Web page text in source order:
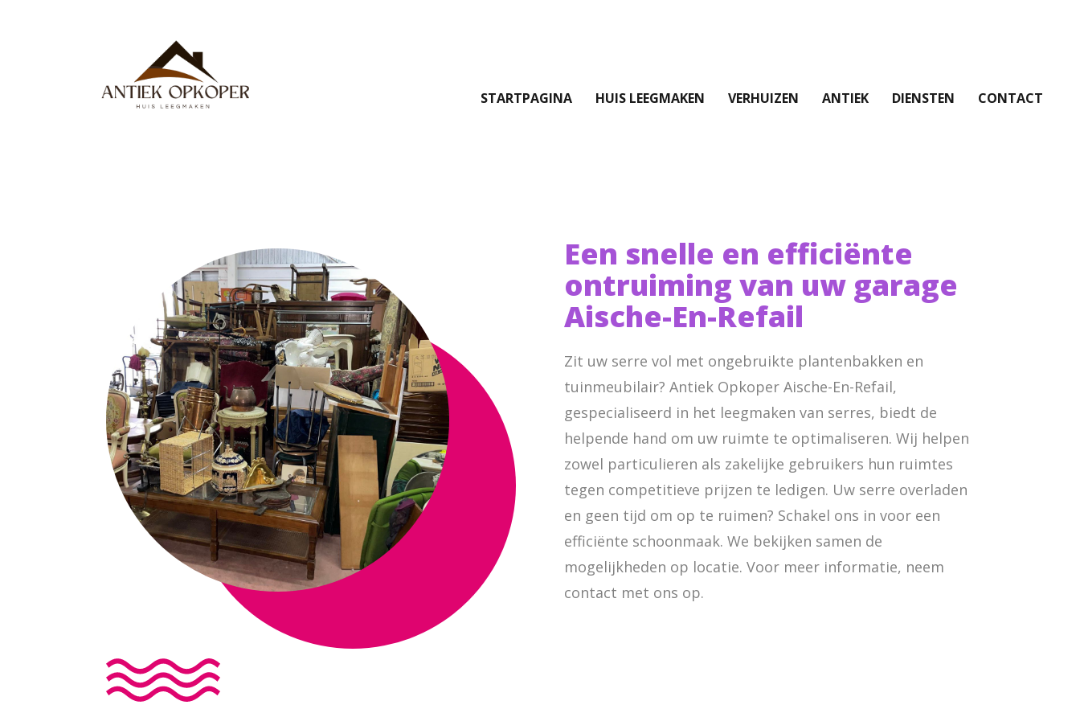
STARTPAGINA HUIS LEEGMAKEN VERHUIZEN ANTIEK DIENSTEN CONTACT
Een snelle en efficiënte
ontruiming van uw garage
Aische-En-Refail
Zit uw serre vol met ongebruikte plantenbakken en
tuinmeubilair? Antiek Opkoper Aische-En-Refail,
gespecialiseerd in het leegmaken van serres, biedt de
helpende hand om uw ruimte te optimaliseren. Wij helpen
zowel particulieren als zakelijke gebruikers hun ruimtes
tegen competitieve prijzen te ledigen. Uw serre overladen
en geen tijd om op te ruimen? Schakel ons in voor een
efficiënte schoonmaak. We bekijken samen de
mogelijkheden op locatie. Voor meer informatie, neem
contact met ons op.